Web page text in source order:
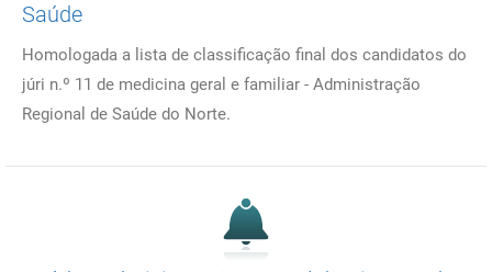
Saúde
Homologada a lista de classificação final dos candidatos do
júri n.º 11 de medicina geral e familiar - Administração
Regional de Saúde do Norte.